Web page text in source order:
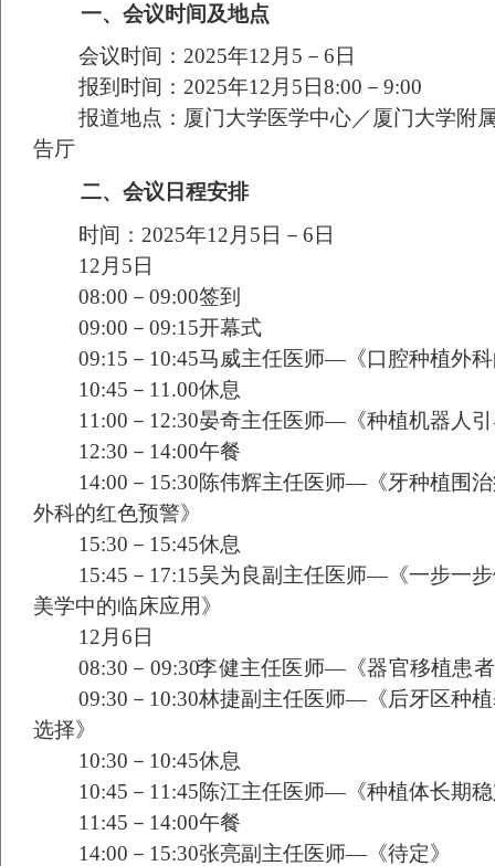
一、 会议时间及地点
会议时间：2025年12月 5 －6 日
报到时间：2025年12月 5 日8:00 －9:00
报道地点：厦门大学医学中心／厦门大学附
告厅
二、 会议日程安排
时间： 2025年12 月 5日－6日
12 月 5日
08:00 －09:00签到
09:00 －09:15开幕式
09:15 － 10:45马威主任医师—《口腔种植外
10:45 － 11.00休息
11:00 － 12:30晏奇主任医师—《种植机器人
12:30 － 14:00午餐
14:00 － 15:30陈伟辉主任医师—《牙种植围
外科的红色预警》
15:30 － 15:45休息
15:45 － 17:15吴为良副主任医师—《一步一
美学中的临床应用》
12 月6日
08:30 － 09:30李健主任医师—《器官移植患
09:30 － 10:30林捷副主任医师—《后牙区种
选择》
10:30 － 10:45休息
10:45 － 11:45陈江主任医师—《种植体长期
11:45 － 14:00午餐
14:00 － 15:30张亮副主任医师—《待定》